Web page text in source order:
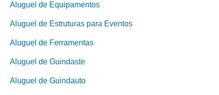
Aluguel de Equipamentos
Aluguel de Estruturas para Eventos
Aluguel de Ferramentas
Aluguel de Guindaste
Aluguel de Guindauto